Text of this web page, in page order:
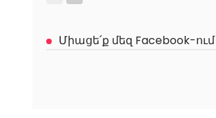
Միացե՛ք մեզ Facebook-ում